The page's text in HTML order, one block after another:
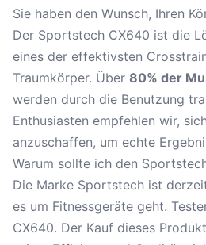
Sie haben den Wunsch, Ihren
Der Sportstech CX640 ist die
eines der effektivsten
Traumkörper. Über 80% der
werden durch die Benutzung
Enthusiasten empfehlen wir,
anzuschaffen, um echte
Warum sollte ich den
Die Marke Sportstech ist
es um Fitnessgeräte geht.
CX640. Der Kauf dieses